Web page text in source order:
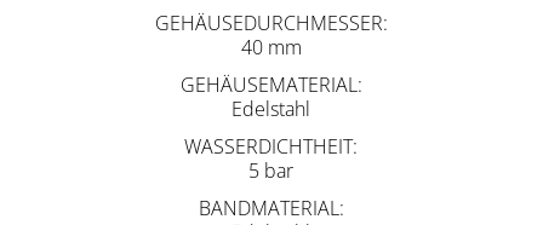
GEHÄUSEDURCHMESSER
40 mm
GEHÄUSEMATERIAL
Edelstahl
WASSERDICHTHEIT
5 bar
BANDMATERIAL